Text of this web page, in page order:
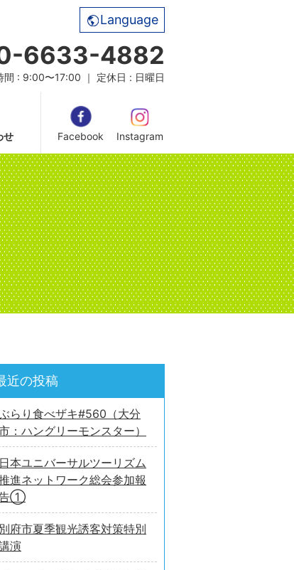
Language
6633-4882
間 : 9:00〜17:00 ｜ 定休日 : 日曜日
せ Facebook Instagram
近の投稿
らり食べザキ#560（大分
：ハングリーモンスター）
日本ユニバーサルツーリズム
進ネットワーク総会参加報
①
別府市夏季観光誘客対策特別
演